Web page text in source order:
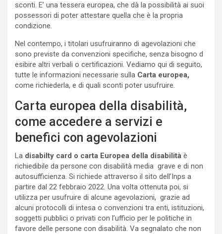
sconti. E’ una tessera europea, che dà la possibilità ai suoi
possessori di poter attestare quella che è la propria
condizione.
Nel contempo, i titolari usufruiranno di agevolazioni che
sono previste da convenzioni specifiche, senza bisogno d
esibire altri verbali o certificazioni. Vediamo qui di seguito,
tutte le informazioni necessarie sulla Carta europea,
come richiederla, e di quali sconti poter usufruire.
Carta europea della disabilità,
come accedere a servizi e
benefici con agevolazioni
La disabilty card o carta Europea della disabilità è
richiedibile da persone con disabilità media grave e di non
autosufficienza. Si richiede attraverso il sito dell’Inps a
partire dal 22 febbraio 2022. Una volta ottenuta poi, si
utilizza per usufruire di alcune agevolazioni, grazie ad
alcuni protocolli di intesa o convenzioni tra enti, istituzioni,
soggetti pubblici o privati con l’ufficio per le politiche in
favore delle persone con disabilità. Va segnalato che non